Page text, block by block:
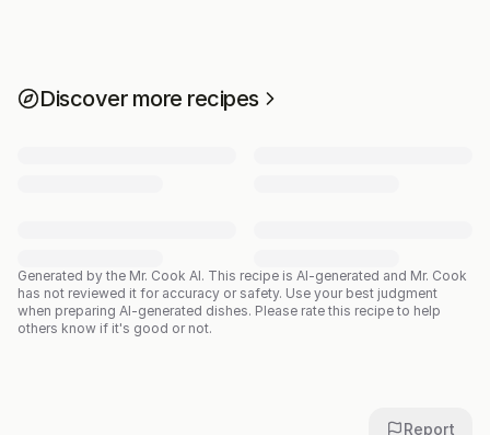
Discover more recipes
Generated by the Mr. Cook AI. This recipe is AI-generated and Mr. Cook
has not reviewed it for accuracy or safety. Use your best judgment
when preparing AI-generated dishes. Please rate this recipe to help
others know if it's good or not.
Report